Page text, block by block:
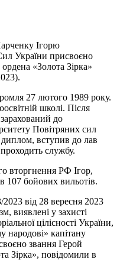
Ігорю
України присвоєно
«Золота Зірка»
27 лютого 1989 року.
школі. Після
до
Повітряних сил
вступив до лав
службу.
вторгнення РФ Ігор,
107 бойових вильотів.
від 28 вересня 2023
виявлені у захисті
цілісності України,
народові» капітану
звання Герой
Зірка», повідомили в